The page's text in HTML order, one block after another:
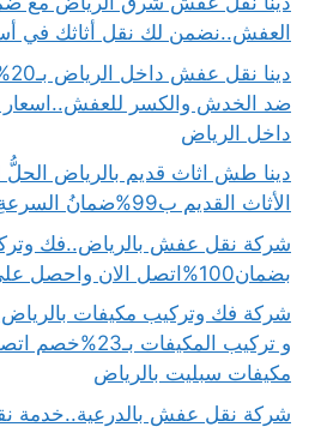
العفش..نضمن لك نقل أثاثك في
ضد الخدش والكسر
داخل الرياض
دينا طش اثاث قديم بالرياض الحلُّ
الأثاث القديم ب99%ضمانُ السرعةِ والأمان
شركة نقل عفش بالرياض..فك
بضمان100%اتصل الان واحصل على خصم40%
شركة فك وتركيب مكيفات
و تركيب المكيفات
مكيفات سبليت بالرياض
شركة نقل عفش بالدرعية..خدمة